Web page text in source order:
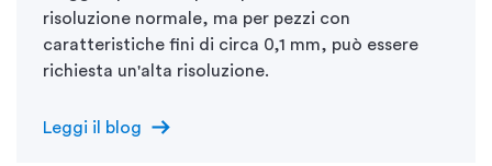
risoluzione normale, ma per pezzi con
caratteristiche fini di circa 0,1 mm, può essere
richiesta un'alta risoluzione.
Leggi il blog arrow_right_alt